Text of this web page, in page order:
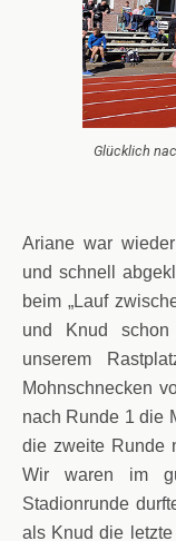
Glücklich
Ariane war
und schnell
beim „Lauf
und Knud
unserem
Mohnschnecken
nach Runde 1 die
die zweite Runde
Wir waren im
Stadionrunde
als Knud die